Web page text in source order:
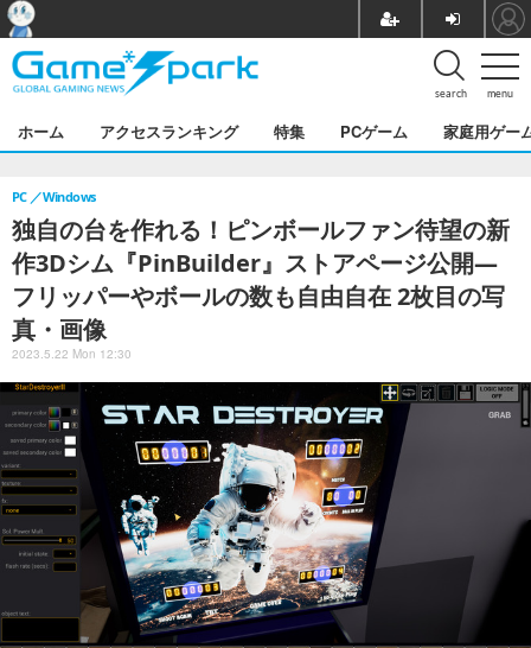
menu
search
ホーム アクセスランキング 特集 PCゲーム 家庭用ゲー
独自の台を作れる！ピンボールファン待望の新
作3Dシム『PinBuilder』ストアページ公開―
フリッパーやボールの数も自由自在 2枚目の写
真・画像
PC Windows
2023.5.22 Mon 12:30